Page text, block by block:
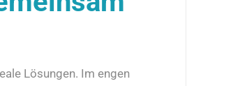
Lösungen. Im engen